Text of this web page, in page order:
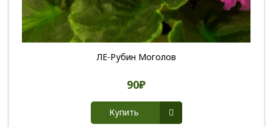
ЛЕ-Рубин Моголов
90₽
Купить